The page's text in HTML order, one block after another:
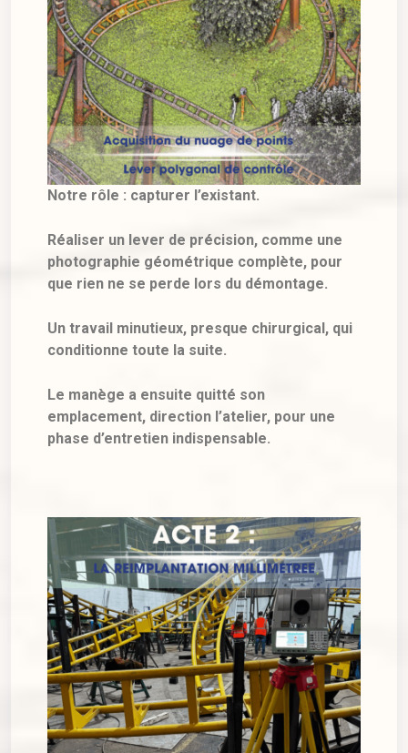
Notre rôle : capturer l’existant.
Réaliser un lever de précision, comme une
photographie géométrique complète, pour
que rien ne se perde lors du démontage.
Un travail minutieux, presque chirurgical, qui
conditionne toute la suite.
Le manège a ensuite quitté son
emplacement, direction l’atelier, pour une
phase d’entretien indispensable.